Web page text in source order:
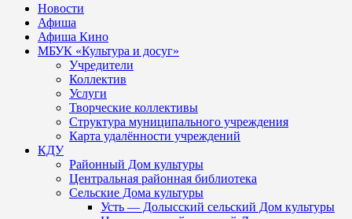
Новости
Афиша
Афиша Кино
МБУК «Культура и досуг»
Учредители
Коллектив
Услуги
Творческие коллективы
Структура муниципального учреждения
Карта удалённости учреждений
КДУ
Районный Дом культуры
Центральная районная библиотека
Сельские Дома культуры
Усть — Долысский сельский Дом культуры